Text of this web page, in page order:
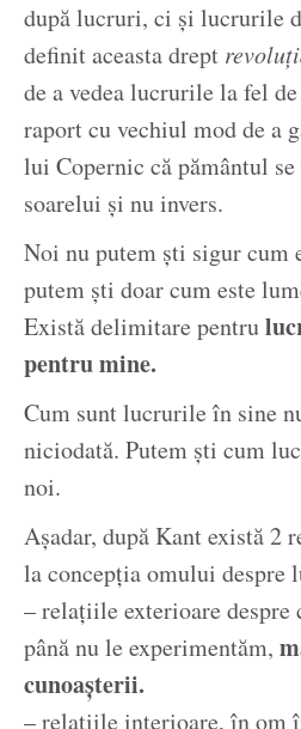
după lucruri, ci și lucrurile
definit aceasta drept
de a vedea lucrurile la fel
raport cu vechiul mod de a
lui Copernic că pământul
soarelui și nu invers.
Noi nu putem ști sigur cum
putem ști doar cum este
Există delimitare pentru
pentru mine.
Cum sunt lucrurile în sine
niciodată. Putem ști cum
noi.
Așadar, după Kant există 2
la concepția omului despre
– relațiile exterioare
până nu le experimentăm,
cunoașterii.
– relațiile interioare, în om